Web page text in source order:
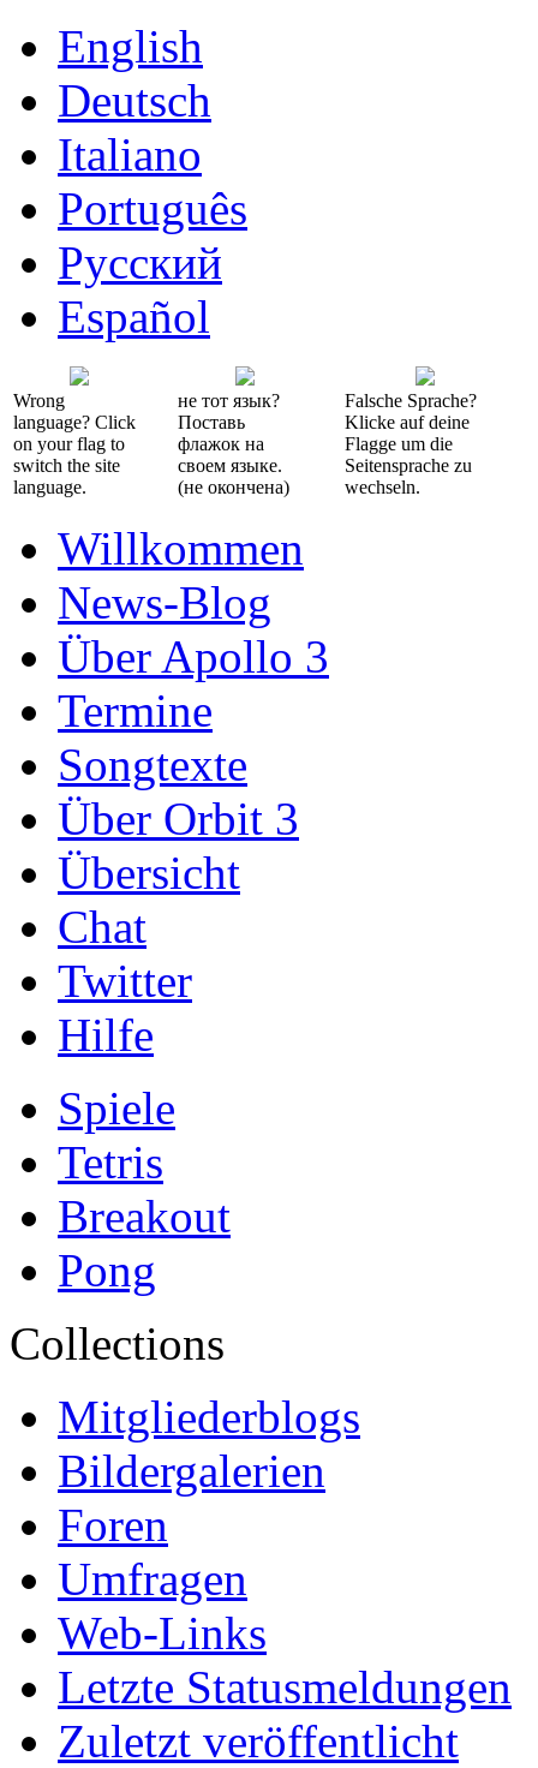
English
Deutsch
Italiano
Português
Русский
Español
Wrong
language? Click
on your flag to
switch the site
language.
не тот язык?
Поставь
флажок на
своем языке.
(не окончена)
Falsche Sprache?
Klicke auf deine
Flagge um die
Seitensprache zu
wechseln.
Willkommen
News-Blog
Über Apollo 3
Termine
Songtexte
Über Orbit 3
Übersicht
Chat
Twitter
Hilfe
Spiele
Tetris
Breakout
Pong
Collections
Mitgliederblogs
Bildergalerien
Foren
Umfragen
Web-Links
Letzte Statusmeldungen
Zuletzt veröffentlicht